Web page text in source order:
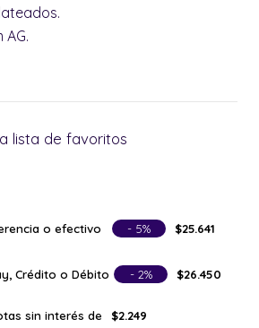
AG.
lista de favoritos
o efectivo - 5% $25.641
Crédito o Débito - 2% $26.450
sin interés de $2.249